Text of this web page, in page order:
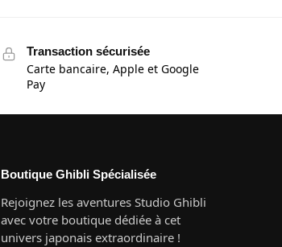
Transaction sécurisée
Carte bancaire, Apple et Google
Pay
Boutique Ghibli Spécialisée
Rejoignez les aventures Studio Ghibli
avec votre boutique dédiée à cet
univers japonais extraordinaire !